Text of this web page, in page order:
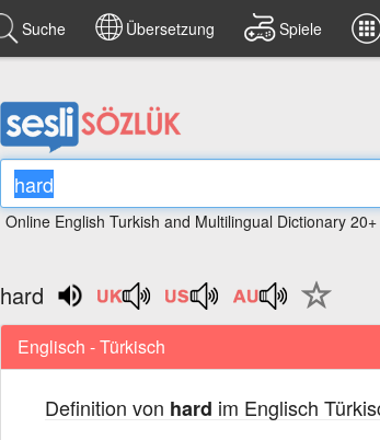
Suche Übersetzung Spiele
Online English Turkish and Multilingual Dictionary
hard
Englisch - Türkisch
Definition von hard im Englisch